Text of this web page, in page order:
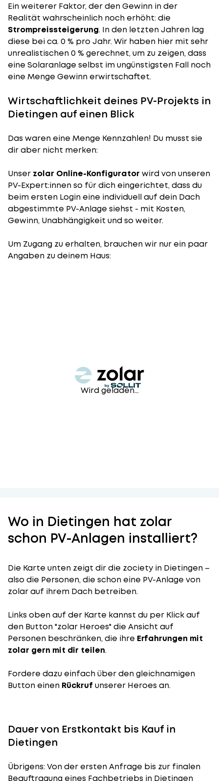
Ein weiterer Faktor, der den Gewinn in der
Realität wahrscheinlich noch erhöht: die
Strompreissteigerung. In den letzten Jahren lag
diese bei ca. 0 % pro Jahr. Wir haben hier mit sehr
unrealistischen 0 % gerechnet, um zu zeigen, dass
eine Solaranlage selbst im ungünstigsten Fall noch
eine Menge Gewinn erwirtschaftet.
Wirtschaftlichkeit deines PV-Projekts in
Dietingen auf einen Blick
Das waren eine Menge Kennzahlen! Du musst sie
dir aber nicht merken:
Unser zolar Online-Konfigurator wird von unseren
PV-Expert:innen so für dich eingerichtet, dass du
beim ersten Login eine individuell auf dein Dach
abgestimmte PV-Anlage siehst - mit Kosten,
Gewinn, Unabhängigkeit und so weiter.
Um Zugang zu erhalten, brauchen wir nur ein paar
Angaben zu deinem Haus:
Wird geladen...
Wo in Dietingen hat zolar
schon PV-Anlagen installiert?
Die Karte unten zeigt dir die zociety in Dietingen –
also die Personen, die schon eine PV-Anlage von
zolar auf ihrem Dach betreiben.
Links oben auf der Karte kannst du per Klick auf
den Button "zolar Heroes" die Ansicht auf
Personen beschränken, die ihre Erfahrungen mit
zolar gern mit dir teilen.
Fordere dazu einfach über den gleichnamigen
Button einen Rückruf unserer Heroes an.
Dauer von Erstkontakt bis Kauf in
Dietingen
Übrigens: Von der ersten Anfrage bis zur finalen
Beauftragung eines Fachbetriebs in Dietingen